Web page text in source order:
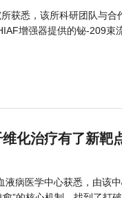
获悉，该所科研团队与
增强器提供的铋-209束
化治疗有了新靶
液病医学中心获悉，由该